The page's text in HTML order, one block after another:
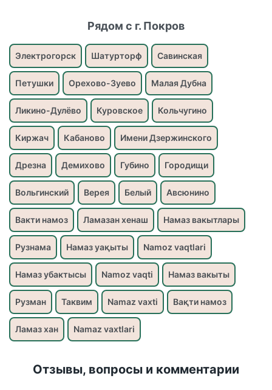
Рядом с г. Покров
Электрогорск Шатурторф Савинская
Петушки Орехово-Зуево Малая Дубна
Ликино-Дулёво Куровское Кольчугино
Киржач Кабаново Имени Дзержинского
Дрезна Демихово Губино Городищи
Вольгинский Верея Белый Авсюнино
Вакти намоз Ламазан хенаш Намаз вакытлары
Рузнама Намаз уақыты Namoz vaqtlari
Намаз убактысы Namoz vaqti Намаз вакыты
Рузман Таквим Namaz vaxti Вақти намоз
Ламаз хан Namaz vaxtlari
Отзывы, вопросы и комментарии